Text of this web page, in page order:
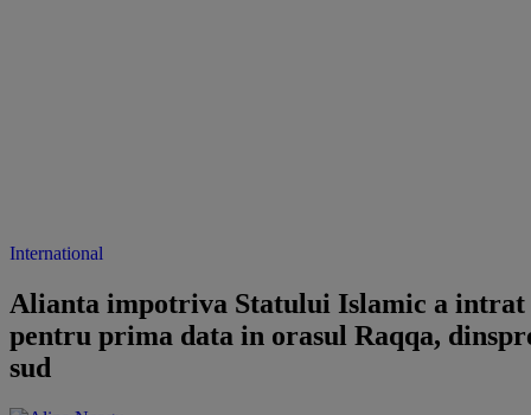
International
Alianta impotriva Statului Islamic a intrat
pentru prima data in orasul Raqqa,
sud